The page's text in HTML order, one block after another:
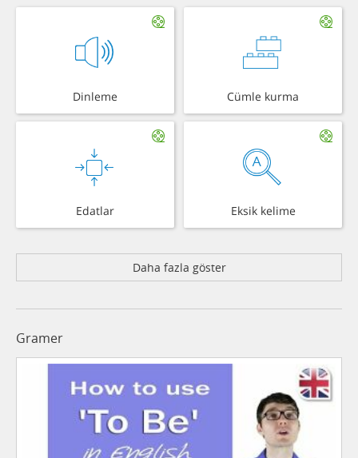
Dinleme Cümle kurma
Edatlar Eksik kelime
Daha fazla göster
Gramer